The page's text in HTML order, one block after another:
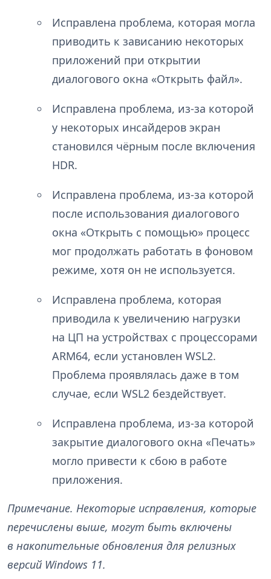
Исправлена проблема, которая могла
приводить к зависанию некоторых
приложений при открытии
диалогового окна «Открыть файл».
Исправлена проблема, из-за которой
у некоторых инсайдеров экран
становился чёрным после включения
HDR.
Исправлена проблема, из-за которой
после использования диалогового
окна «Открыть с помощью» процесс
мог продолжать работать в фоновом
режиме, хотя он не используется.
Исправлена проблема, которая
приводила к увеличению нагрузки
на ЦП на устройствах с процессорами
ARM64, если установлен WSL2.
Проблема проявлялась даже в том
случае, если WSL2 бездействует.
Исправлена проблема, из-за которой
закрытие диалогового окна «Печать»
могло привести к сбою в работе
приложения.
Примечание. Некоторые исправления, которые
перечислены выше, могут быть включены
в накопительные обновления для релизных
версий Windows 11.